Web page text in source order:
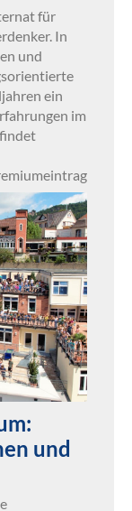
für
In
und
ein
im
und